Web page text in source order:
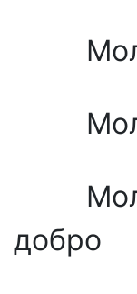
добро